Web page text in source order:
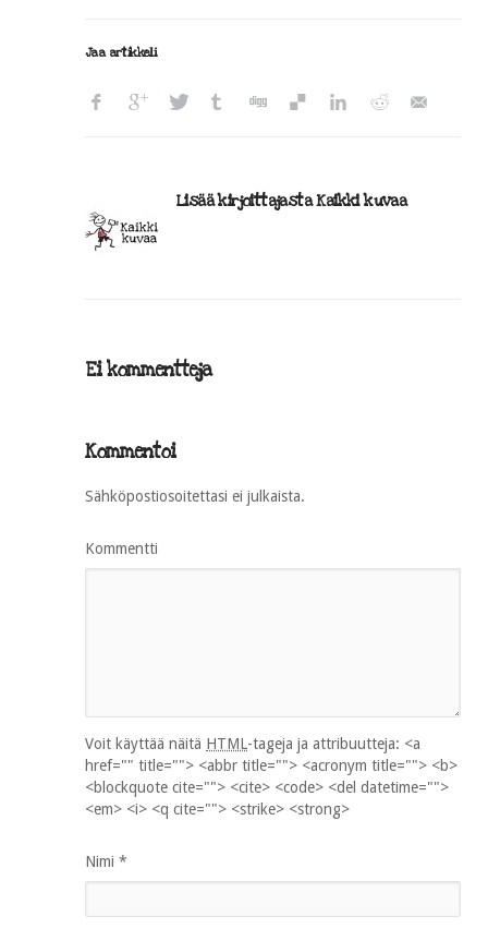
Jaa artikkeli
Lisää kirjoittajasta Kaikki kuvaa
Ei kommentteja
Kommentoi
Sähköpostiosoitettasi ei julkaista.
Kommentti
Voit käyttää näitä HTML-tageja ja attribuutteja: <a
href="" title=""> <abbr title=""> <acronym title=""> <b>
<blockquote cite=""> <cite> <code> <del datetime="">
<em> <i> <q cite=""> <strike> <strong>
Nimi *